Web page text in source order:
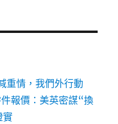
重情，我們外行動
報價：美英密謀“換
實